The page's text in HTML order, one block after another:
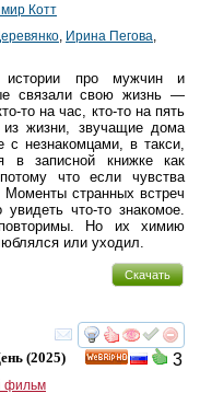
Котт
, Ирина Пегова,
истории про мужчин и
связали свою жизнь —
то на час, кто-то на пять
из жизни, звучащие дома
с незнакомцами, в такси,
в записной книжке как
что если чувства
странных встреч
что-то знакомое.
Но их химию
или уходил.
Скачать
смотреть
3
(2025)
фильм